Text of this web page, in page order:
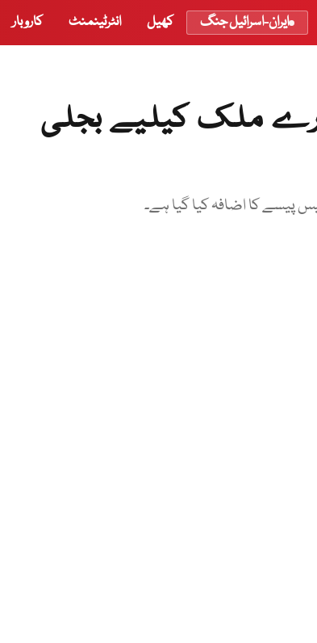
ایران-اسرائیل جنگ کھیل انٹرٹینمنٹ کاروبار
ملک کیلیے بجلی
پیسے کا اضافہ کیا گیا ہے۔